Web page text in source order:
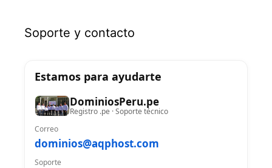
Soporte y contacto
Estamos para ayudarte
DominiosPeru.pe
Registro .pe · Soporte técnico
Correo
dominios@aqphost.com
Soporte